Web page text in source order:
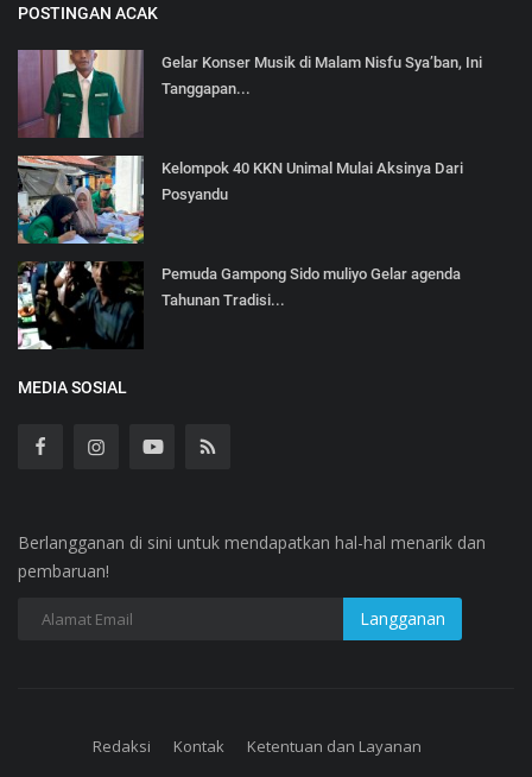
POSTINGAN ACAK
Gelar Konser Musik di Malam Nisfu Sya’ban, Ini
Tanggapan...
Kelompok 40 KKN Unimal Mulai Aksinya Dari
Posyandu
Pemuda Gampong Sido muliyo Gelar agenda
Tahunan Tradisi...
MEDIA SOSIAL
Berlangganan di sini untuk mendapatkan hal-hal menarik dan
pembaruan!
Redaksi Kontak Ketentuan dan Layanan